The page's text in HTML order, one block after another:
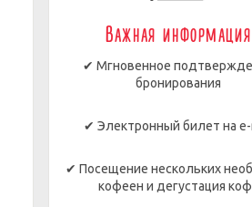
Важная информация
✔ Мгновенное
бронирования
✔ Электронный билет на e-
✔ Посещение нескольких
кофеен и дегустация